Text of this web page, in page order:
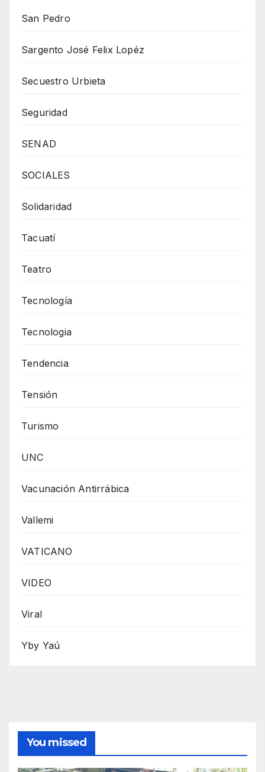
San Pedro
Sargento José Felix Lopéz
Secuestro Urbieta
Seguridad
SENAD
SOCIALES
Solidaridad
Tacuatí
Teatro
Tecnología
Tecnologia
Tendencia
Tensión
Turismo
UNC
Vacunación Antirrábica
Vallemi
VATICANO
VIDEO
Viral
Yby Yaú
You missed